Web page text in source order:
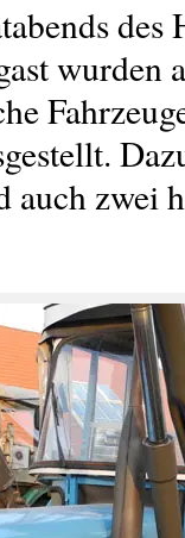
des
wurden
auch zwei